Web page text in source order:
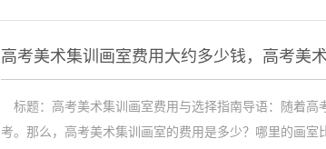
高考美术集训画室费用大约多少钱，高考美术
标题：高考美术集训画室费用与选择指南导语：随着高
考。那么，高考美术集训画室的费用是多少？哪里的画